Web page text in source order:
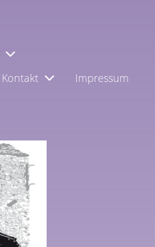
Kontakt Impressum